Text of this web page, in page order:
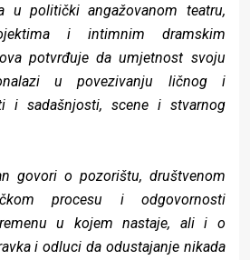
u politički angažovanom teatru,
i intimnim dramskim
potvrđuje da umjetnost svoju
u povezivanju ličnog i
i sadašnjosti, scene i stvarnog
govori o pozorištu, društvenom
procesu i odgovornosti
u kojem nastaje, ali i o
i odluci da odustajanje nikada